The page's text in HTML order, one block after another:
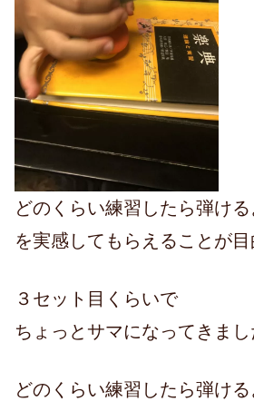
どのくらい練習したら弾け
を実感してもらえることが
３セット目くらいで
ちょっとサマになってきまし
どのくらい練習したら弾け